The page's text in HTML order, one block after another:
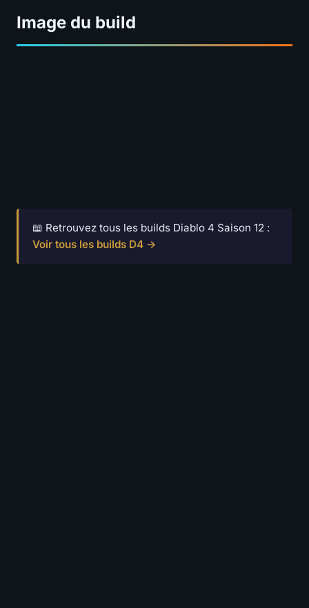
Image du build
📖 Retrouvez tous les builds Diablo 4 Saison 12 :
Voir tous les builds D4 →